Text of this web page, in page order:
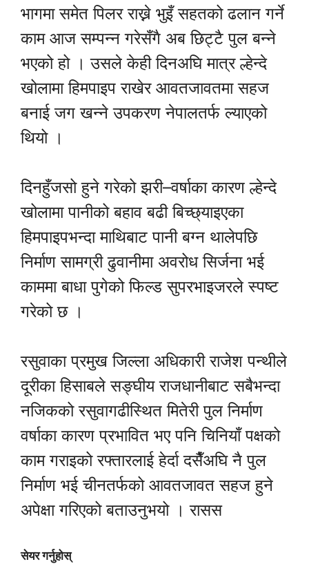
भागमा समेत पिलर राख्ने भुइँ सहतको ढलान गर्ने
काम आज सम्पन्न गरेसँगै अब छिट्टै पुल बन्ने
भएको हो । उसले केही दिनअघि मात्र ल्हेन्दे
खोलामा हिमपाइप राखेर आवतजावतमा सहज
बनाई जग खन्ने उपकरण नेपालतर्फ ल्याएको
थियो ।
दिनहुँजसो हुने गरेको झरी–वर्षाका कारण ल्हेन्दे
खोलामा पानीको बहाव बढी बिच्छ्याइएका
हिमपाइपभन्दा माथिबाट पानी बग्न थालेपछि
निर्माण सामग्री ढुवानीमा अवरोध सिर्जना भई
काममा बाधा पुगेको फिल्ड सुपरभाइजरले स्पष्ट
गरेको छ ।
रसुवाका प्रमुख जिल्ला अधिकारी राजेश पन्थीले
दूरीका हिसाबले सङ्घीय राजधानीबाट सबैभन्दा
नजिकको रसुवागढीस्थित मितेरी पुल निर्माण
वर्षाका कारण प्रभावित भए पनि चिनियाँ पक्षको
काम गराइको रफ्तारलाई हेर्दा दसैँअघि नै पुल
निर्माण भई चीनतर्फको आवतजावत सहज हुने
अपेक्षा गरिएको बताउनुभयो । रासस
सेयर गर्नुहोस्